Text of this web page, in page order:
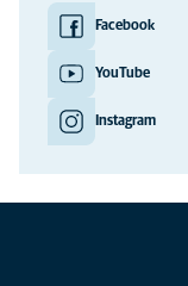
Facebook
YouTube
Instagram